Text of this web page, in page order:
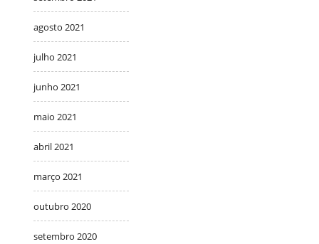
agosto 2021
julho 2021
junho 2021
maio 2021
abril 2021
março 2021
outubro 2020
setembro 2020